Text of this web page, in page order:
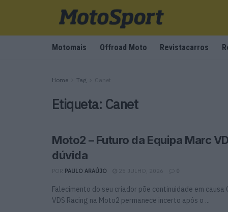
Motomais Offroad Moto Revistacarros
Home Tag Canet
Etiqueta: Canet
Moto2 – Futuro da Equipa Marc
dúvida
PAULO ARAÚJO 25 JULHO, 2026 0
Falecimento do seu criador põe continuidade em causa
VDS Racing na Moto2 permanece incerto após o ...